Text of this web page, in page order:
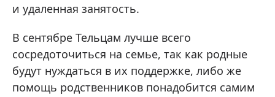
и удаленная занятость.
В сентябре Тельцам лучше всего
сосредоточиться на семье, так как родные
будут нуждаться в их поддержке, либо же
помощь родственников понадобится самим